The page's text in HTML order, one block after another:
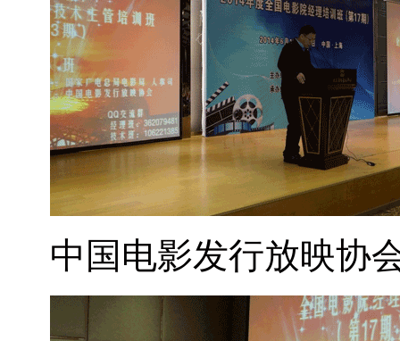
中国电影发行放映协